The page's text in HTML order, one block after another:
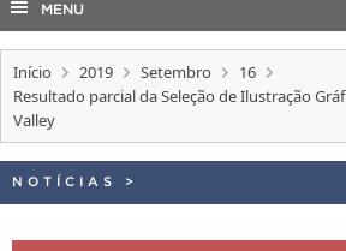
COBALTO
CONCURSOS
EDITAIS
INTERNACIONAL
MENU
Início 2019 Setembro
16
Resultado parcial da Seleção de Ilustração
Valley
NOTÍCIAS >